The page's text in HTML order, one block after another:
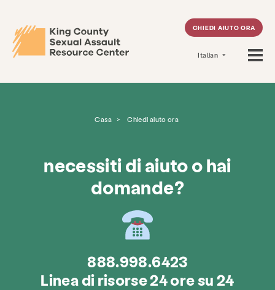
CHIEDI AIUTO ORA
Italian
Casa > Chiedi aiuto ora
necessiti di aiuto o hai
domande?
888.998.6423
Linea di risorse 24 ore su 24